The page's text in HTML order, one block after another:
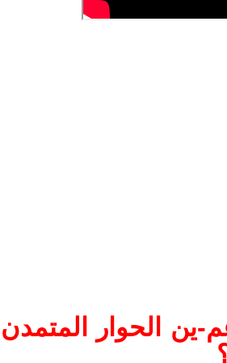
ين الحوار المتمدن